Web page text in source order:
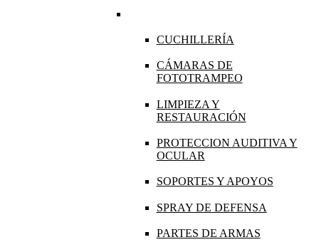
CUCHILLERÍA
CÁMARAS DE
FOTOTRAMPEO
LIMPIEZA Y
RESTAURACIÓN
PROTECCION AUDITIVA Y
OCULAR
SOPORTES Y APOYOS
SPRAY DE DEFENSA
PARTES DE ARMAS